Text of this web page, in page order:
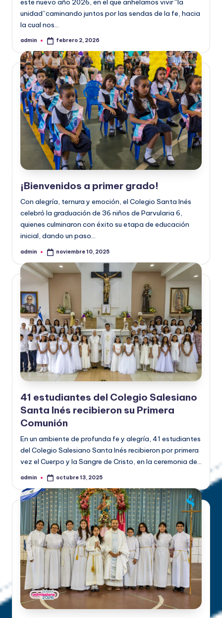
unidad”caminando juntos por las sendas de la fe, hacia
la cual nos…
admin febrero 2, 2026
¡Bienvenidos a primer grado!
Con alegría, ternura y emoción, el Colegio Santa Inés
celebró la graduación de 36 niños de Parvularia 6,
quienes culminaron con éxito su etapa de educación
inicial, dando un paso…
admin noviembre 10, 2025
41 estudiantes del Colegio Salesiano
Santa Inés recibieron su Primera
Comunión
En un ambiente de profunda fe y alegría, 41 estudiantes
del Colegio Salesiano Santa Inés recibieron por primera
vez el Cuerpo y la Sangre de Cristo, en la ceremonia de…
admin octubre 13, 2025